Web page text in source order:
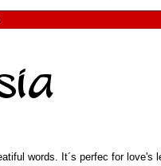
words. It´s perfec for love's